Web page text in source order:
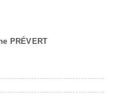
PRÉVERT